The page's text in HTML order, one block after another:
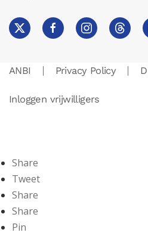
ANBI Privacy Policy
Inloggen vrijwilligers
Share
Tweet
Share
Share
Pin